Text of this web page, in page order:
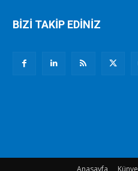
BİZİ TAKİP EDİNİZ
Anasayfa Künye